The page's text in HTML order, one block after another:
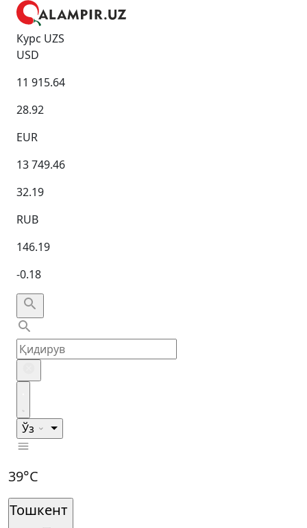
Курс UZS
USD
11 915.64
28.92
EUR
13 749.46
32.19
RUB
146.19
-0.18
Ўз
39°C
Тошкент